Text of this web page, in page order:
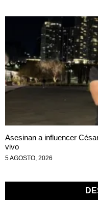
Asesinan a influencer
vivo
5 AGOSTO, 2026